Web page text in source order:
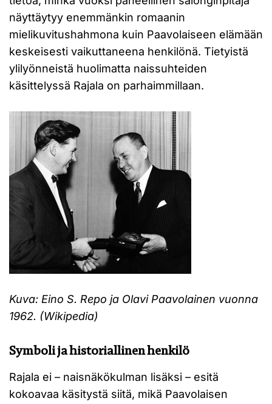
näyttäytyy enemmänkin romaanin
mielikuvitushahmona kuin Paavolaiseen elämään
keskeisesti vaikuttaneena henkilönä. Tietyistä
ylilyönneistä huolimatta naissuhteiden
käsittelyssä Rajala on parhaimmillaan.
Kuva: Eino S. Repo ja Olavi Paavolainen vuonna
1962. (Wikipedia)
Symboli ja historiallinen henkilö
Rajala ei – naisnäkökulman lisäksi – esitä
kokoavaa käsitystä siitä, mikä Paavolaisen